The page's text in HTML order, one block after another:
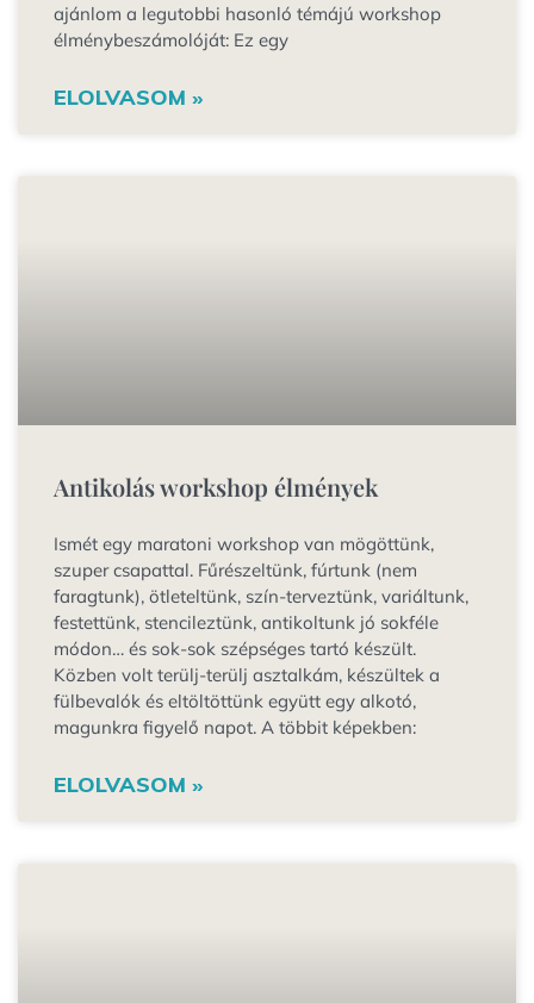
ajánlom a legutobbi hasonló témájú workshop
élménybeszámolóját: Ez egy
ELOLVASOM »
Antikolás workshop élmények
Ismét egy maratoni workshop van mögöttünk,
szuper csapattal. Fűrészeltünk, fúrtunk (nem
faragtunk), ötleteltünk, szín-terveztünk, variáltunk,
festettünk, stencileztünk, antikoltunk jó sokféle
módon… és sok-sok szépséges tartó készült.
Közben volt terülj-terülj asztalkám, készültek a
fülbevalók és eltöltöttünk együtt egy alkotó,
magunkra figyelő napot. A többit képekben:
ELOLVASOM »